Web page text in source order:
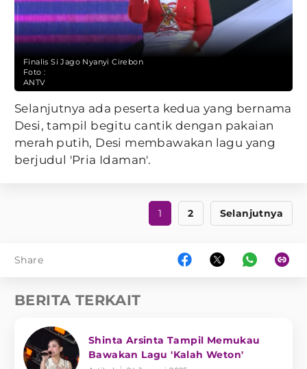
Finalis Si Jago Nyanyi Cirebon
Foto :
ANTV
Selanjutnya ada peserta kedua yang bernama
Desi, tampil begitu cantik dengan pakaian
merah putih, Desi membawakan lagu yang
berjudul 'Pria Idaman'.
1 2 Selanjutnya
Share
BERITA TERKAIT
Shinta Arsinta Tampil Memukau
Bawakan Lagu 'Kalah Weton'